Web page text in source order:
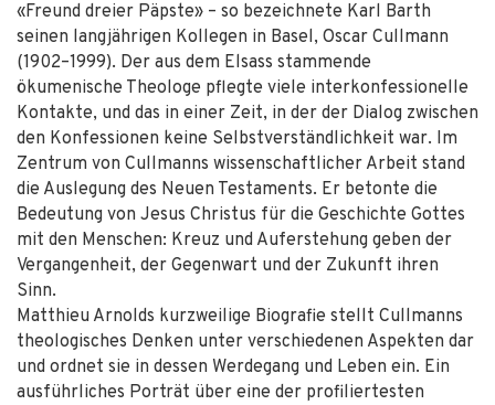
«Freund dreier Päpste» – so bezeichnete Karl Barth
seinen langjährigen Kollegen in Basel, Oscar Cullmann
(1902–1999). Der aus dem Elsass stammende
ökumenische Theologe pflegte viele interkonfessionelle
Kontakte, und das in einer Zeit, in der der Dialog zwischen
den Konfessionen keine Selbstverständlichkeit war. Im
Zentrum von Cullmanns wissenschaftlicher Arbeit stand
die Auslegung des Neuen Testaments. Er betonte die
Bedeutung von Jesus Christus für die Geschichte Gottes
mit den Menschen: Kreuz und Auferstehung geben der
Vergangenheit, der Gegenwart und der Zukunft ihren
Sinn.
Matthieu Arnolds kurzweilige Biografie stellt Cullmanns
theologisches Denken unter verschiedenen Aspekten dar
und ordnet sie in dessen Werdegang und Leben ein. Ein
ausführliches Porträt über eine der profiliertesten